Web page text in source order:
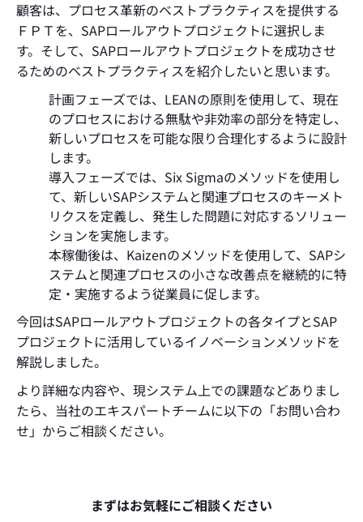
顧客は、プロセス革新のベストプラクティスを提供する
ＦＰＴを、SAPロールアウトプロジェクトに選択しま
す。そして、SAPロールアウトプロジェクトを成功させ
るためのベストプラクティスを紹介したいと思います。
計画フェーズでは、LEANの原則を使用して、現在
のプロセスにおける無駄や非効率の部分を特定し、
新しいプロセスを可能な限り合理化するように設計
します。
導入フェーズでは、Six Sigmaのメソッドを使用し
て、新しいSAPシステムと関連プロセスのキーメト
リクスを定義し、発生した問題に対応するソリュー
ションを実施します。
本稼働後は、Kaizenのメソッドを使用して、SAPシ
ステムと関連プロセスの小さな改善点を継続的に特
定・実施するよう従業員に促します。
今回はSAPロールアウトプロジェクトの各タイプとSAP
プロジェクトに活用しているイノベーションメソッドを
解説しました。
より詳細な内容や、現システム上での課題などありまし
たら、当社のエキスパートチームに以下の「お問い合わ
せ」からご相談ください。
まずはお気軽にご相談ください